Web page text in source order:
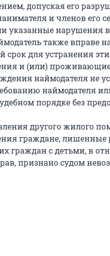
допуская его
и членов его
указанные нарушения
также вправе
срок для устранения
и (или) проживающие
наймодателя не
наймодателя
порядке без
другого жилого
граждане, лишенные
граждан с детьми, в
признано судом